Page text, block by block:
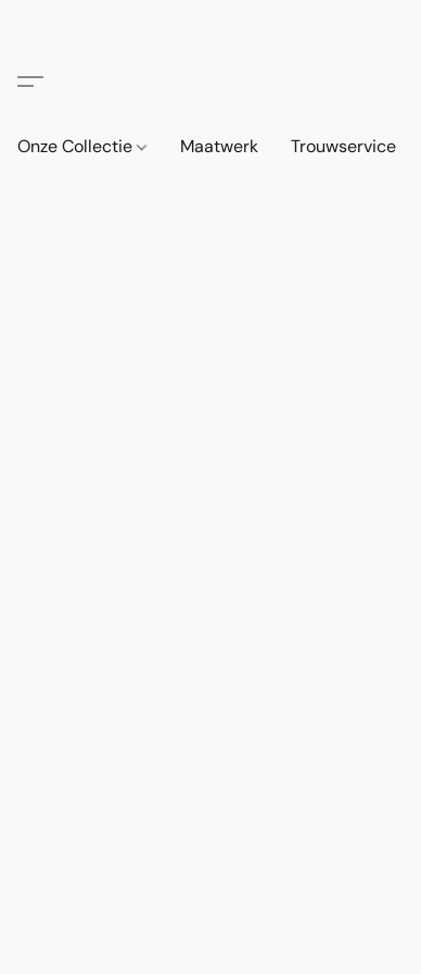
Onze Collectie Maatwerk Trouwservice